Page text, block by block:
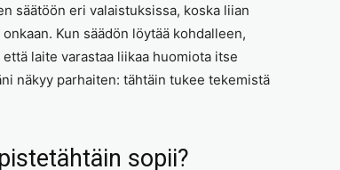
säätöön eri valaistuksissa, koska liian
Kun säädön löytää kohdalleen,
laite varastaa liikaa huomiota itse
näkyy parhaiten: tähtäin tukee tekemistä
sopii?